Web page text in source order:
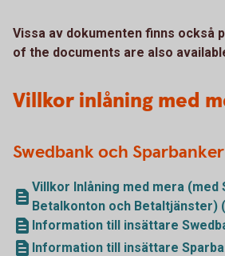
Vissa av dokumenten finns också
of the documents are also
Villkor inlåning med
Swedbank och Sparbanker
Villkor Inlåning med mera (med
Betalkonton och Betaltjänster)
Information till insättare
Information till insättare